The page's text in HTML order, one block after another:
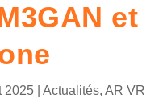
et
2025 |Actualités,AR VR